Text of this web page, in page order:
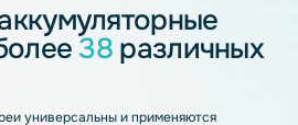
38 различных
универсальны и применяются